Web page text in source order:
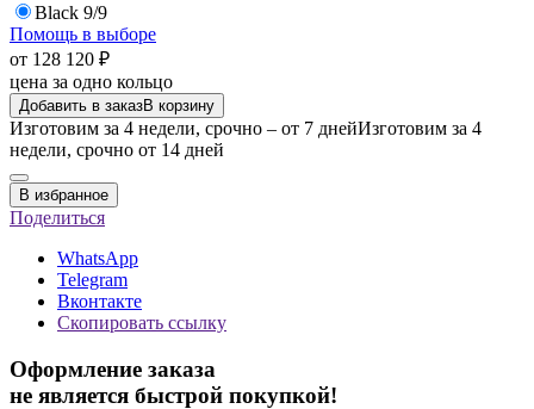
Black 9/9
Помощь в выборе
от 128 120 ₽
цена за одно кольцо
Добавить в заказВ корзину
Изготовим за 4 недели, срочно – от 7 днейИзготовим за 4
недели, срочно от 14 дней
В избранное
Поделиться
WhatsApp
Telegram
Вконтакте
Скопировать ссылку
Оформление заказа
не является быстрой покупкой!